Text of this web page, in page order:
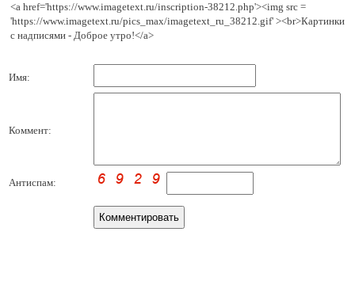
<a href='https://www.imagetext.ru/inscription-38212.php'><img src =
'https://www.imagetext.ru/pics_max/imagetext_ru_38212.gif' ><br>Картинки
с надписями - Доброе утро!</a>
Имя:
Коммент:
Антиспам: